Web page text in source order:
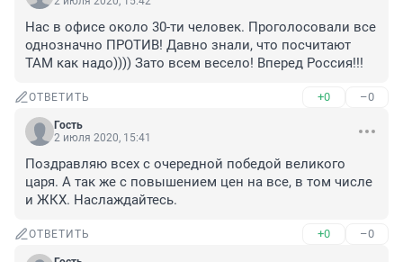
Нас в офисе около 30-ти человек. Проголосовали все
однозначно ПРОТИВ! Давно знали, что посчитают
ТАМ как надо)))) Зато всем весело! Вперед Россия!!!
ОТВЕТИТЬ +0 –0
Гость
2 июля 2020, 15:41
Поздравляю всех с очередной победой великого
царя. А так же с повышением цен на все, в том числе
и ЖКХ. Наслаждайтесь.
ОТВЕТИТЬ +0 –0